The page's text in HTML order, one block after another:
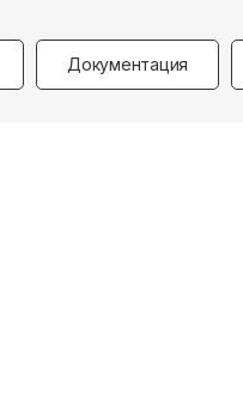
Документация